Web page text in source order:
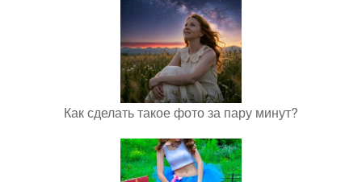
Как сделать такое фото за пару минут?